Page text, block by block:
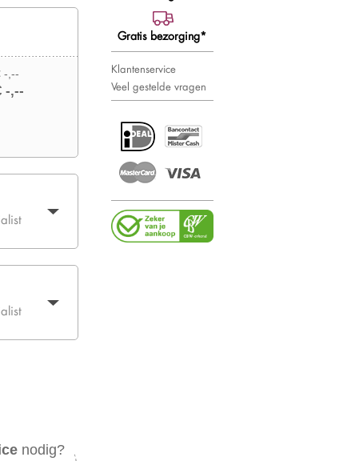
-,--
-,--
Gratis bezorging*
Klantenservice
Veel gestelde vragen
nodig?